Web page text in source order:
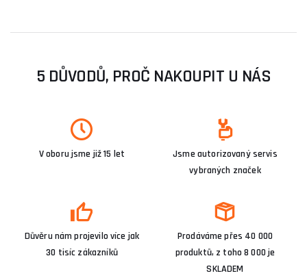
5 DŮVODŮ, PROČ NAKOUPIT U NÁS
V oboru jsme již 15 let
Jsme autorizovaný servis
vybraných značek
Důvěru nám projevilo více jak
30 tisíc zákazníků
Prodáváme přes 40 000
produktů, z toho 8 000 je
SKLADEM